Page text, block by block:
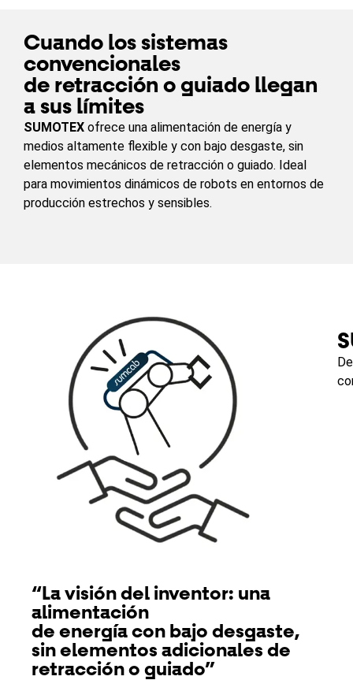
Cuando los sistemas
convencionales
de retracción o guiado llegan
a sus límites
SUMOTEX ofrece una alimentación de energía y
medios altamente flexible y con bajo desgaste, sin
elementos mecánicos de retracción o guiado. Ideal
para movimientos dinámicos de robots en entornos de
producción estrechos y sensibles.
“La visión del inventor: una
alimentación
de energía con bajo desgaste,
sin elementos adicionales de
retracción o guiado”